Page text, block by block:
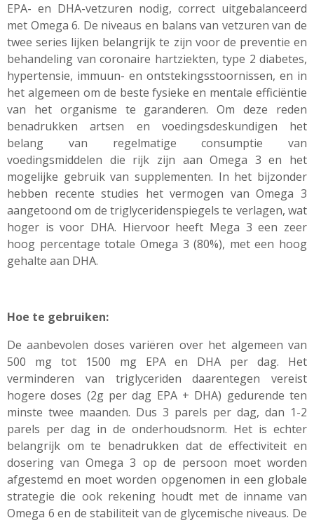
EPA- en DHA-vetzuren nodig, correct uitgebalanceerd
met Omega 6. De niveaus en balans van vetzuren van de
twee series lijken belangrijk te zijn voor de preventie en
behandeling van coronaire hartziekten, type 2 diabetes,
hypertensie, immuun- en ontstekingsstoornissen, en in
het algemeen om de beste fysieke en mentale efficiëntie
van het organisme te garanderen. Om deze reden
benadrukken artsen en voedingsdeskundigen het
belang van regelmatige consumptie van
voedingsmiddelen die rijk zijn aan Omega 3 en het
mogelijke gebruik van supplementen. In het bijzonder
hebben recente studies het vermogen van Omega 3
aangetoond om de triglyceridenspiegels te verlagen, wat
hoger is voor DHA. Hiervoor heeft Mega 3 een zeer
hoog percentage totale Omega 3 (80%), met een hoog
gehalte aan DHA.
Hoe te gebruiken:
De aanbevolen doses variëren over het algemeen van
500 mg tot 1500 mg EPA en DHA per dag. Het
verminderen van triglyceriden daarentegen vereist
hogere doses (2g per dag EPA + DHA) gedurende ten
minste twee maanden. Dus 3 parels per dag, dan 1-2
parels per dag in de onderhoudsnorm. Het is echter
belangrijk om te benadrukken dat de effectiviteit en
dosering van Omega 3 op de persoon moet worden
afgestemd en moet worden opgenomen in een globale
strategie die ook rekening houdt met de inname van
Omega 6 en de stabiliteit van de glycemische niveaus. De